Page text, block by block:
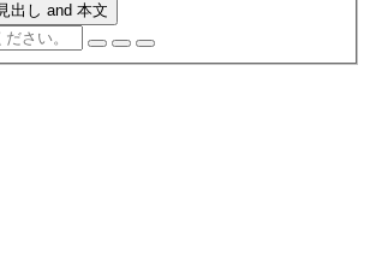
出し and 本文